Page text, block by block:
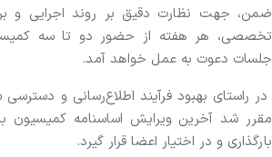
ضمن، جهت نظارت دقیق بر روند اجرایی و
تخصصی، هر هفته از حضور دو تا سه
جلسات دعوت به عمل خواهد آمد.
در راستای بهبود فرآیند اطلاع‌رسانی و
مقرر شد آخرین ویرایش اساسنامه کمیسیون
بارگذاری و در اختیار اعضا قرار گیرد.